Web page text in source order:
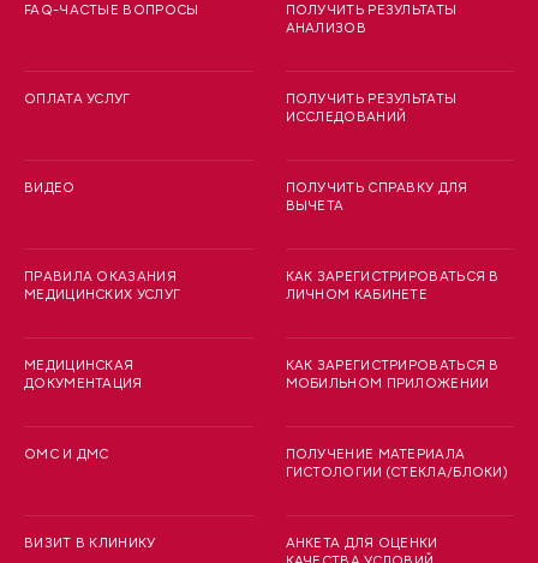
FAQ-ЧАСТЫЕ ВОПРОСЫ
ОПЛАТА УСЛУГ
ВИДЕО
ПРАВИЛА ОКАЗАНИЯ
МЕДИЦИНСКИХ УСЛУГ
МЕДИЦИНСКАЯ
ДОКУМЕНТАЦИЯ
ОМС И ДМС
ВИЗИТ В КЛИНИКУ
ПОЛУЧИТЬ РЕЗУЛЬТАТЫ
АНАЛИЗОВ
ПОЛУЧИТЬ РЕЗУЛЬТАТЫ
ИССЛЕДОВАНИЙ
ПОЛУЧИТЬ СПРАВКУ ДЛЯ
ВЫЧЕТА
КАК ЗАРЕГИСТРИРОВАТЬСЯ В
ЛИЧНОМ КАБИНЕТЕ
КАК ЗАРЕГИСТРИРОВАТЬСЯ В
МОБИЛЬНОМ ПРИЛОЖЕНИИ
ПОЛУЧЕНИЕ МАТЕРИАЛА
ГИСТОЛОГИИ (СТЕКЛА/БЛОКИ)
АНКЕТА ДЛЯ ОЦЕНКИ